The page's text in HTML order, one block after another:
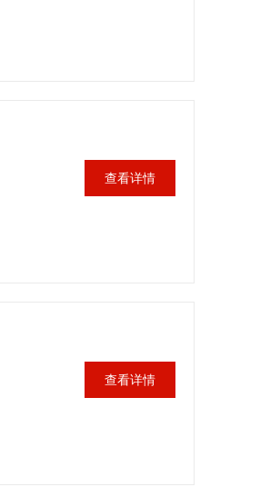
查看详情
查看详情